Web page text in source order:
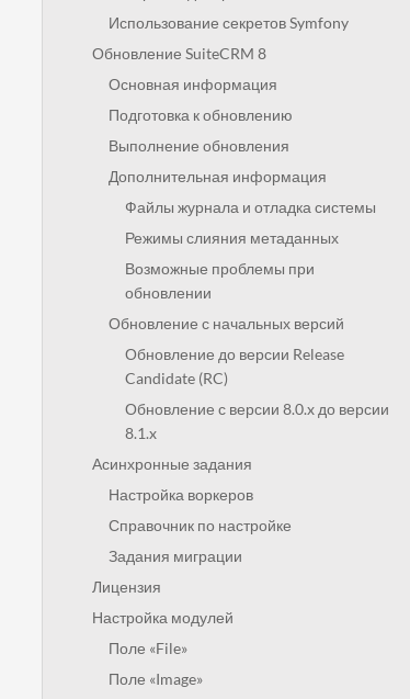
Использование секретов Symfony
Обновление SuiteCRM 8
Основная информация
Подготовка к обновлению
Выполнение обновления
Дополнительная информация
Файлы журнала и отладка системы
Режимы слияния метаданных
Возможные проблемы при
обновлении
Обновление с начальных версий
Обновление до версии Release
Candidate (RC)
Обновление с версии 8.0.x до версии
8.1.x
Асинхронные задания
Настройка воркеров
Справочник по настройке
Задания миграции
Лицензия
Настройка модулей
Поле «File»
Поле «Image»